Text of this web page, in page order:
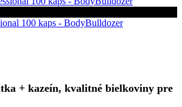
100 kaps - BodyBulldozer
+ kazeín, kvalitné bielkoviny pre